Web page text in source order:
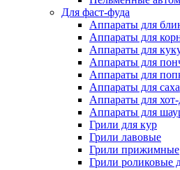
Для фаст-фуда
Аппараты для
Аппараты для
Аппараты для
Аппараты для
Аппараты для
Аппараты для
Аппараты для хот-
Аппараты для
Грили для кур
Грили лавовые
Грили прижимные
Грили роликовые